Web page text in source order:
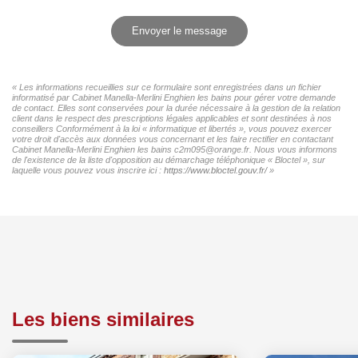
Envoyer le message
« Les informations recueillies sur ce formulaire sont enregistrées dans un fichier
informatisé par Cabinet Manella-Merlini Enghien les bains pour gérer votre demande
de contact. Elles sont conservées pour la durée nécessaire à la gestion de la relation
client dans le respect des prescriptions légales applicables et sont destinées à nos
conseillers Conformément à la loi « informatique et libertés », vous pouvez exercer
votre droit d'accès aux données vous concernant et les faire rectifier en contactant
Cabinet Manella-Merlini Enghien les bains c2m095@orange.fr. Nous vous informons
de l'existence de la liste d'opposition au démarchage téléphonique « Bloctel », sur
laquelle vous pouvez vous inscrire ici : https://www.bloctel.gouv.fr/»
Les biens similaires